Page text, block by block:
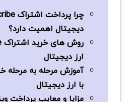
دیجیتال اهمیت دارد؟
ارز دیجیتال
آموزش مرحله به مرحله
با ارز دیجیتال
مزایا و معایب پرداخت